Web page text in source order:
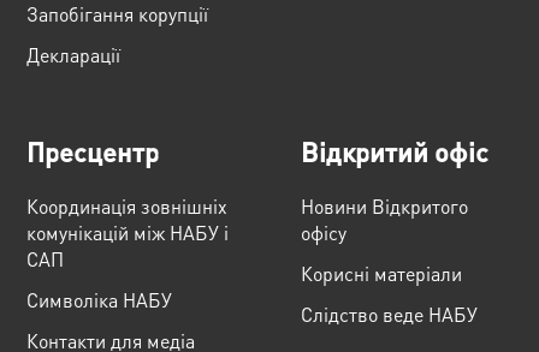
Запобігання корупції
Декларації
Пресцентр
Координація зовнішніх
комунікацій між НАБУ і
САП
Cимволіка НАБУ
Контакти для медіа
Відкритий офіс
Новини Відкритого
офісу
Корисні матеріали
Слідство веде НАБУ